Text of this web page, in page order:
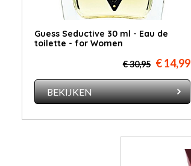
Guess Seductive 30 ml - Eau de
toilette - for Women
€ 30,95 € 14,99
BEKIJKEN